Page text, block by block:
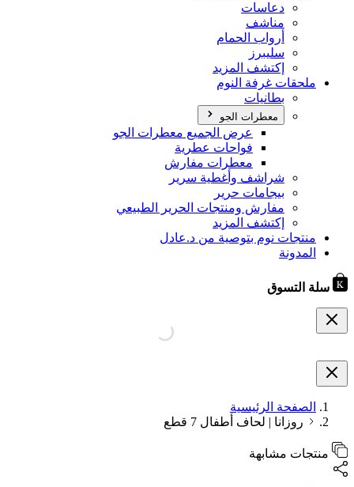
دعاسات
مناشف
أرواب الحمام
سليبرز
إكتشف المزيد
ملحقات غرفة النوم
بطانيات
معطرات الجو
عرض الجميع معطرات الجو
فواحات عطرية
معطرات مفارش
شراشف وأغطية سرير
بيجامات حرير
مفارش ومنتجات الحرير الطبيعي
إكتشف المزيد
منتجات نوم بتوصية من د.عادل
المدونة
سلة التسوق
الصفحة الرئيسية
روزانا | لحاف أطفال 7 قطع
منتجات مشابهة